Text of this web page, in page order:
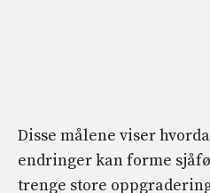
Disse målene viser
endringer kan forme
trenge store